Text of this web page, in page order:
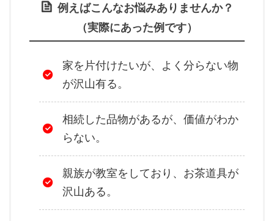
例えばこんなお悩みありませんか？
（実際にあった例です）
家を片付けたいが、よく分らない物
が沢山有る。
相続した品物があるが、価値がわか
らない。
親族が教室をしており、お茶道具が
沢山ある。